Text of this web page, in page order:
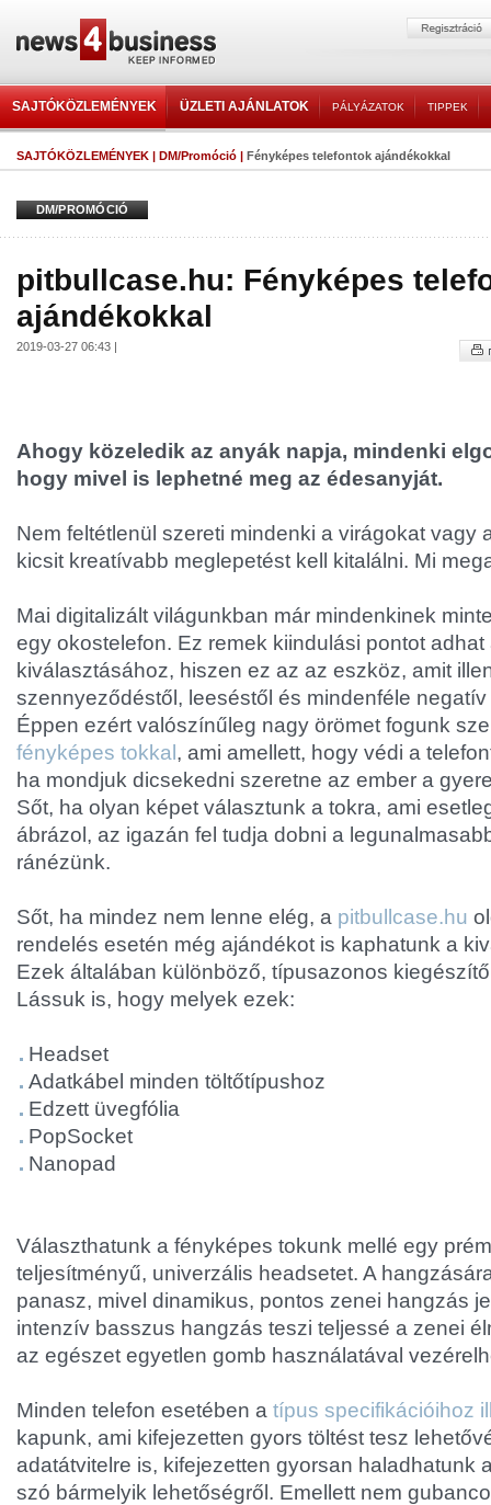
SAJTÓKÖZLEMÉNYEK ÜZLETI AJÁNLATOK PÁLYÁZATOK TIPPEK
SAJTÓKÖZLEMÉNYEK | DM/Promóció | Fényképes telefontok ajándékokkal
DM/PROMÓCIÓ
pitbullcase.hu: Fényképes
ajándékokkal
2019-03-27 06:43 |
Ahogy közeledik az anyák napja, mindenki
hogy mivel is lephetné meg az édesanyját.
Nem feltétlenül szereti mindenki a virágokat vagy
kicsit kreatívabb meglepetést kell kitalálni. Mi
Mai digitalizált világunkban már mindenkinek
egy okostelefon. Ez remek kiindulási pontot
kiválasztásához, hiszen ez az az eszköz, amit
szennyeződéstől, leeséstől és mindenféle
Éppen ezért valószínűleg nagy örömet fogunk
fényképes tokkal , ami amellett, hogy védi a
ha mondjuk dicsekedni szeretne az ember a
Sőt, ha olyan képet választunk a tokra, ami
ábrázol, az igazán fel tudja dobni a
ránézünk.
Sőt, ha mindez nem lenne elég, a pitbullcase.hu
rendelés esetén még ajándékot is kaphatunk a
Ezek általában különböző, típusazonos
Lássuk is, hogy melyek ezek:
Headset
Adatkábel minden töltőtípushoz
Edzett üvegfólia
PopSocket
Nanopad
Választhatunk a fényképes tokunk mellé egy
teljesítményű, univerzális headsetet. A
panasz, mivel dinamikus, pontos zenei hangzás
intenzív basszus hangzás teszi teljessé a zenei
az egészet egyetlen gomb használatával
Minden telefon esetében a típus specifikációihoz
kapunk, ami kifejezetten gyors töltést tesz
adatátvitelre is, kifejezetten gyorsan haladhatunk
szó bármelyik lehetőségről. Emellett nem